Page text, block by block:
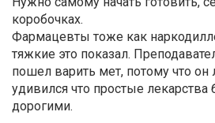
коробочках.
Фармацевты тоже как
тяжкие это показал.
пошел варить мет, потому что он
удивился что простые лекарства
дорогими.